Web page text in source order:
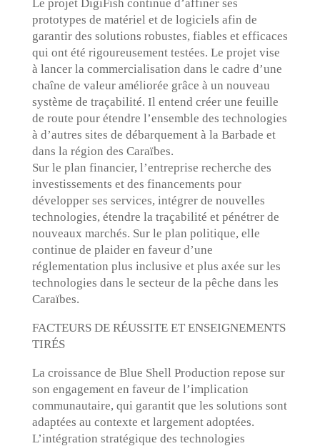
Le projet DigiFish continue d’affiner ses
prototypes de matériel et de logiciels afin de
garantir des solutions robustes, fiables et efficaces
qui ont été rigoureusement testées. Le projet vise
à lancer la commercialisation dans le cadre d’une
chaîne de valeur améliorée grâce à un nouveau
système de traçabilité. Il entend créer une feuille
de route pour étendre l’ensemble des technologies
à d’autres sites de débarquement à la Barbade et
dans la région des Caraïbes.
Sur le plan financier, l’entreprise recherche des
investissements et des financements pour
développer ses services, intégrer de nouvelles
technologies, étendre la traçabilité et pénétrer de
nouveaux marchés. Sur le plan politique, elle
continue de plaider en faveur d’une
réglementation plus inclusive et plus axée sur les
technologies dans le secteur de la pêche dans les
Caraïbes.
FACTEURS DE RÉUSSITE ET ENSEIGNEMENTS
TIRÉS
La croissance de Blue Shell Production repose sur
son engagement en faveur de l’implication
communautaire, qui garantit que les solutions sont
adaptées au contexte et largement adoptées.
L’intégration stratégique des technologies